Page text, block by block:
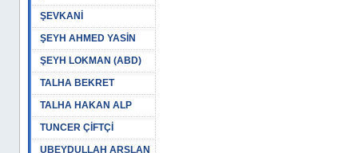
ŞEVKANİ
ŞEYH AHMED YASİN
ŞEYH LOKMAN (ABD)
TALHA BEKRET
TALHA HAKAN ALP
TUNCER ÇİFTÇİ
UBEYDULLAH ARSLAN